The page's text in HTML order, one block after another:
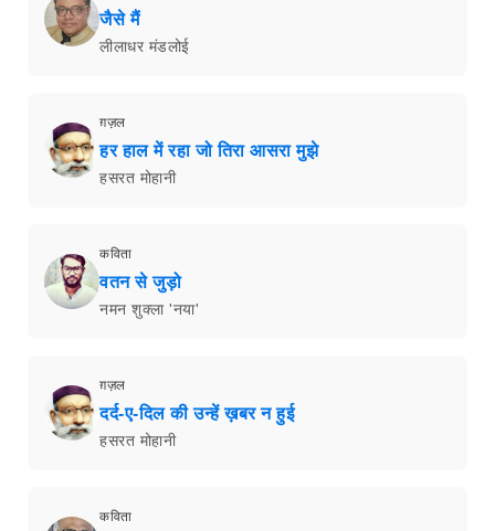
जैसे मैं
लीलाधर मंडलोई
ग़ज़ल
हर हाल में रहा जो तिरा आसरा मुझे
हसरत मोहानी
कविता
वतन से जुड़ो
नमन शुक्ला 'नया'
ग़ज़ल
दर्द-ए-दिल की उन्हें ख़बर न हुई
हसरत मोहानी
कविता